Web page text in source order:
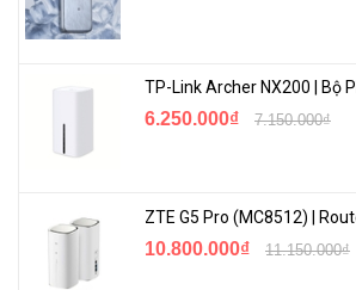
Quản trị hệ thống camera giám sát
6.250.000₫ 7.150.000₫
10.800.000₫ 11.150.000₫